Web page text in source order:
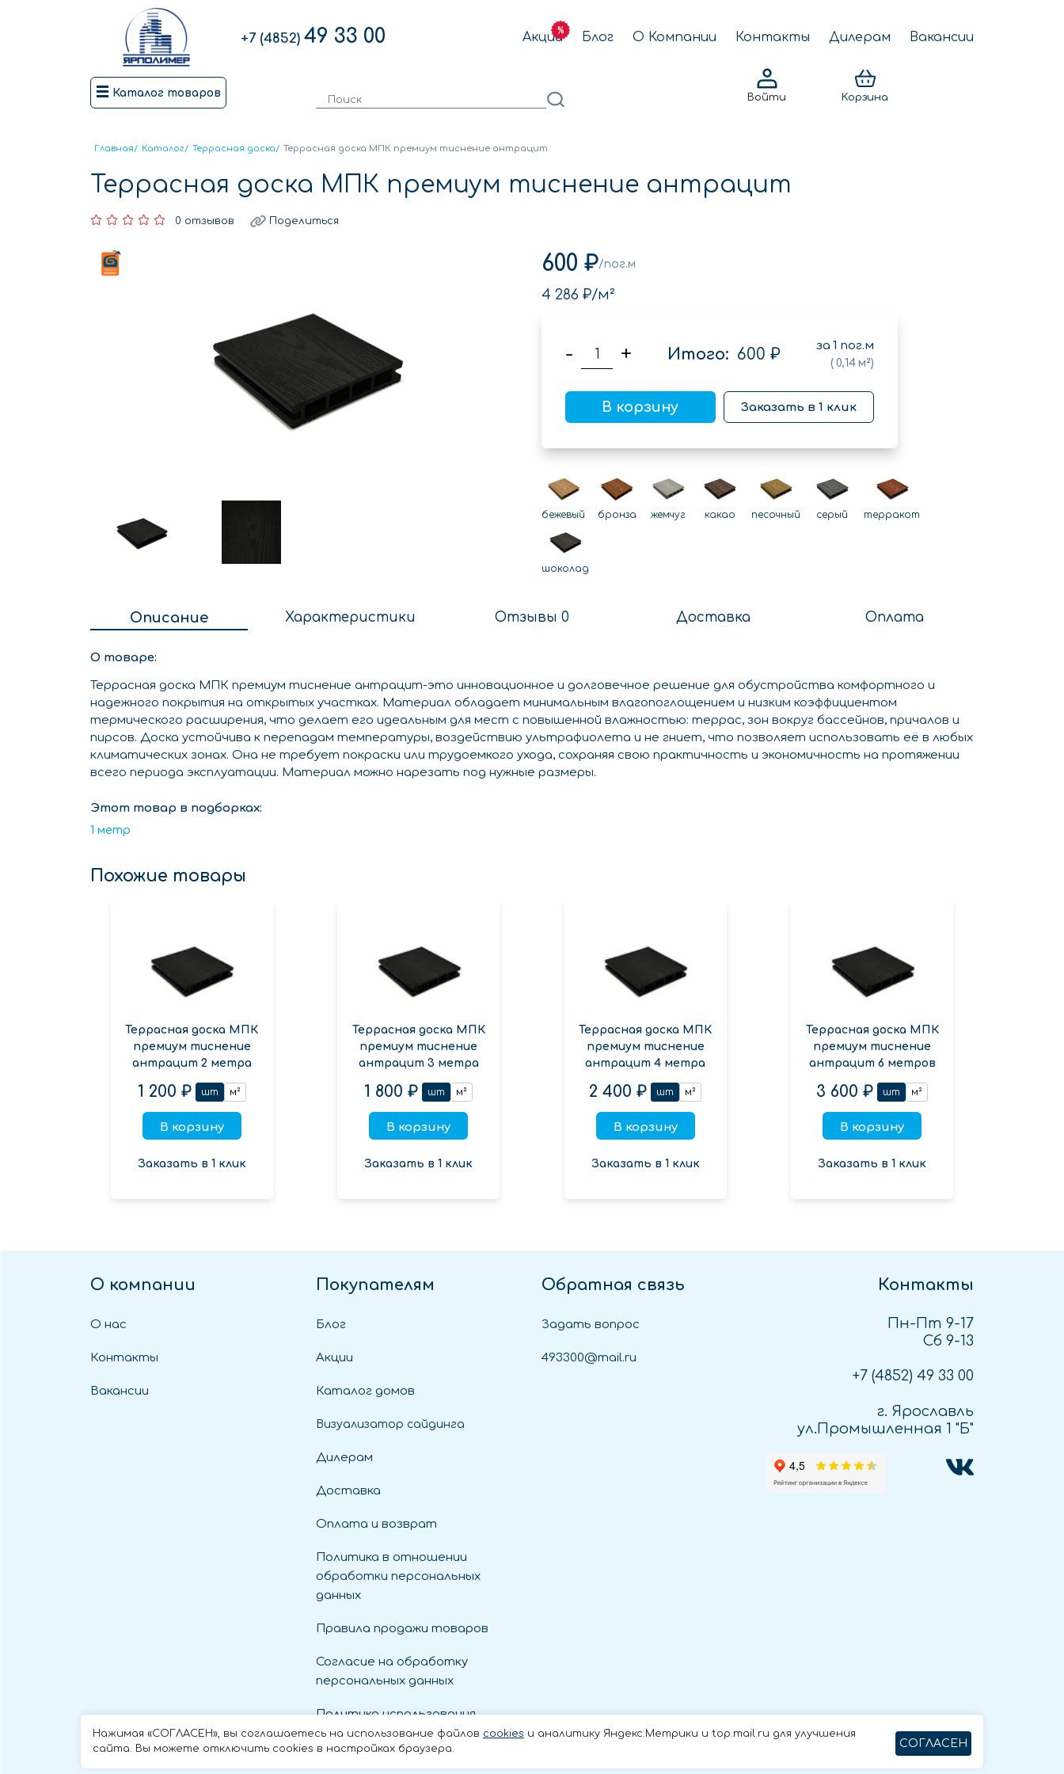
+7 (4852) 49 33 00 Акции Блог О Компании Контакты Дилерам Вакансии
Каталог товаров Войти Корзина
Главная/ Каталог/ Террасная доска/ Террасная доска МПК премиум тиснение антрацит
Террасная доска МПК премиум тиснение антрацит
0 отзывов Поделиться
600 ₽/пог.м
4 286 ₽/м²
- + Итого: 600 ₽ за 1 пог.м
( 0,14 м²)
В корзину Заказать в 1 клик
бежевый бронза жемчуг какао песочный серый терракот
шоколад
Описание Характеристики Отзывы 0 Доставка Оплата
О товаре:
Террасная доска МПК премиум тиснение антрацит-это инновационное и долговечное решение для обустройства комфортного и
надежного покрытия на открытых участках. Материал обладает минимальным влагопоглощением и низким коэффициентом
термического расширения, что делает его идеальным для мест с повышенной влажностью: террас, зон вокруг бассейнов, причалов и
пирсов. Доска устойчива к перепадам температуры, воздействию ультрафиолета и не гниет, что позволяет использовать её в любых
климатических зонах. Она не требует покраски или трудоемкого ухода, сохраняя свою практичность и экономичность на протяжении
всего периода эксплуатации. Материал можно нарезать под нужные размеры.
Этот товар в подборках:
1 метр
Похожие товары
Террасная доска МПК
премиум тиснение
антрацит 2 метра
1 200 ₽ шт м²
В корзину
Заказать в 1 клик
Террасная доска МПК
премиум тиснение
антрацит 3 метра
1 800 ₽ шт м²
В корзину
Заказать в 1 клик
Террасная доска МПК
премиум тиснение
антрацит 4 метра
2 400 ₽ шт м²
В корзину
Заказать в 1 клик
Террасная доска МПК
премиум тиснение
антрацит 6 метров
3 600 ₽ шт м²
В корзину
Заказать в 1 клик
Нажимая «СОГЛАСЕН», вы соглашаетесь на использование файлов cookies и аналитику Яндекс.Метрики и top.mail.ru для улучшения
сайта. Вы можете отключить cookies в настройках браузера.
СОГЛАСЕН
О компании
О нас
Контакты
Вакансии
Покупателям
Блог
Акции
Каталог домов
Визуализатор сайдинга
Дилерам
Доставка
Оплата и возврат
Политика в отношении
обработки персональных
данных
Правила продажи товаров
Согласие на обработку
персональных данных
Политика использования
cookies
Обратная связь
Задать вопрос
493300@mail.ru
Контакты
Пн-Пт 9-17
Сб 9-13
+7 (4852) 49 33 00
г. Ярославль
ул.Промышленная 1 "Б"